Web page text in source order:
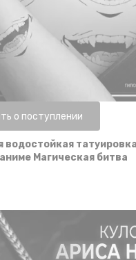
о поступлении
водостойкая
Магическая битва